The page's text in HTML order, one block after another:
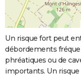
Un risque fort peut
débordements
phréatiques ou de
importants. Un